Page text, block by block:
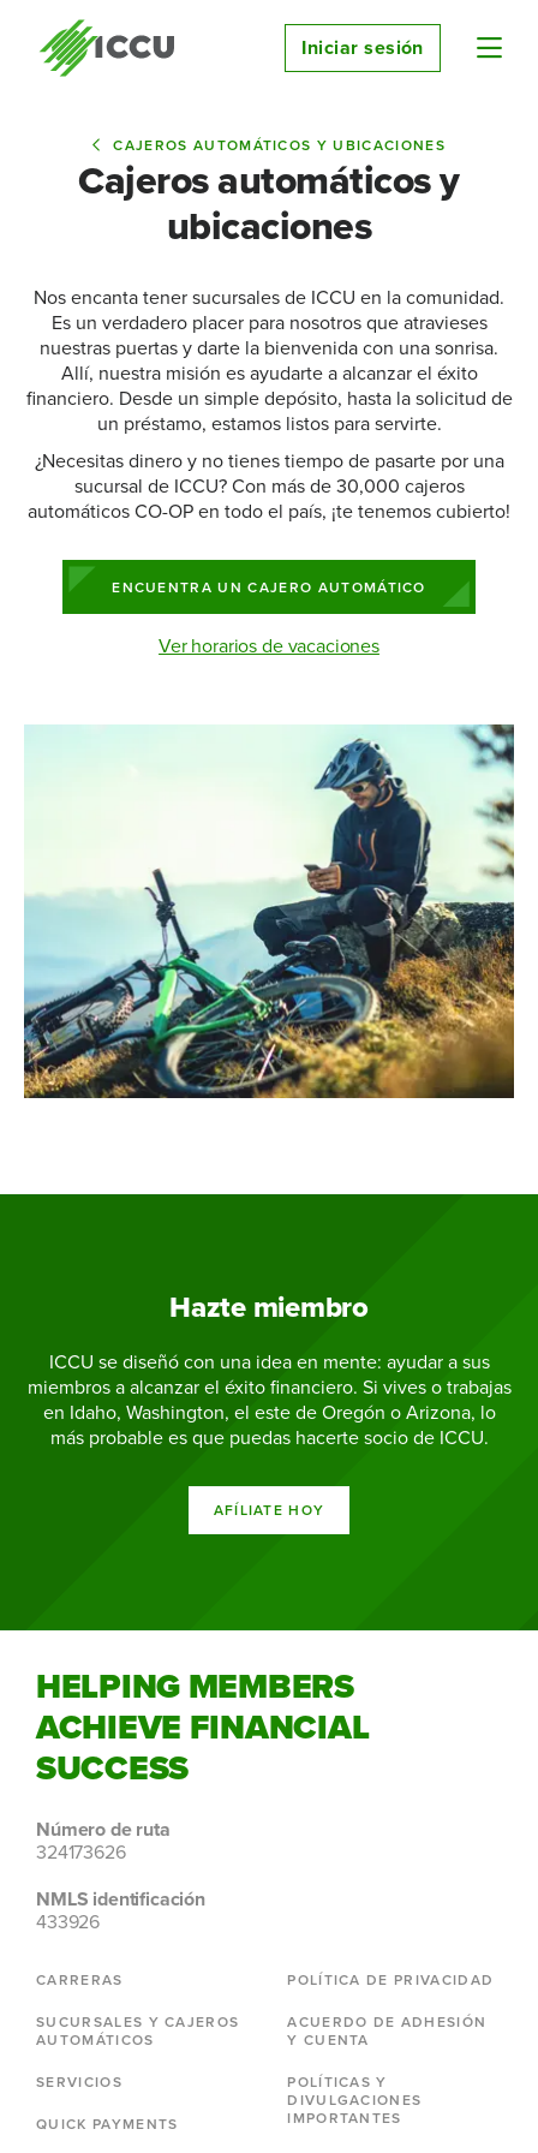
Iniciar sesión
CAJEROS AUTOMÁTICOS Y UBICACIONES
Cajeros automáticos y
ubicaciones
Nos encanta tener sucursales de ICCU en la comunidad.
Es un verdadero placer para nosotros que atravieses
nuestras puertas y darte la bienvenida con una sonrisa.
Allí, nuestra misión es ayudarte a alcanzar el éxito
financiero. Desde un simple depósito, hasta la solicitud de
un préstamo, estamos listos para servirte.
¿Necesitas dinero y no tienes tiempo de pasarte por una
sucursal de ICCU? Con más de 30,000 cajeros
automáticos CO-OP en todo el país, ¡te tenemos cubierto!
ENCUENTRA UN CAJERO AUTOMÁTICO
Ver horarios de vacaciones
Hazte miembro
ICCU se diseñó con una idea en mente: ayudar a sus
miembros a alcanzar el éxito financiero. Si vives o trabajas
en Idaho, Washington, el este de Oregón o Arizona, lo
más probable es que puedas hacerte socio de ICCU.
AFÍLIATE HOY
HELPING MEMBERS
ACHIEVE FINANCIAL
SUCCESS
Número de ruta
324173626
NMLS identificación
433926
CARRERAS
SUCURSALES Y CAJEROS
AUTOMÁTICOS
SERVICIOS
QUICK PAYMENTS
POLÍTICA DE PRIVACIDAD
ACUERDO DE ADHESIÓN
Y CUENTA
POLÍTICAS Y
DIVULGACIONES
IMPORTANTES